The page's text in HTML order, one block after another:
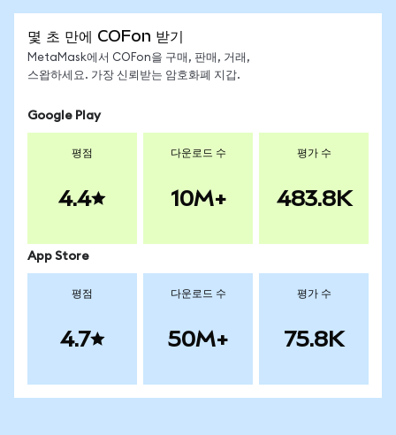
몇 초 만에 COFon 받기
MetaMask에서 COFon을 구매, 판매, 거래,
스왑하세요. 가장 신뢰받는 암호화폐 지갑.
Google Play
평점
4.4
다운로드 수
10M+
평가 수
483.8K
App Store
평점
4.7
다운로드 수
50M+
평가 수
75.8K